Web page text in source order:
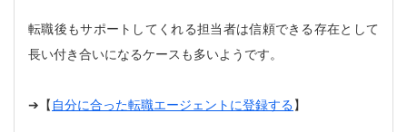
転職後もサポートしてくれる担当者は信頼できる存在として
長い付き合いになるケースも多いようです。
➔【 自分に合った転職エージェントに登録する】